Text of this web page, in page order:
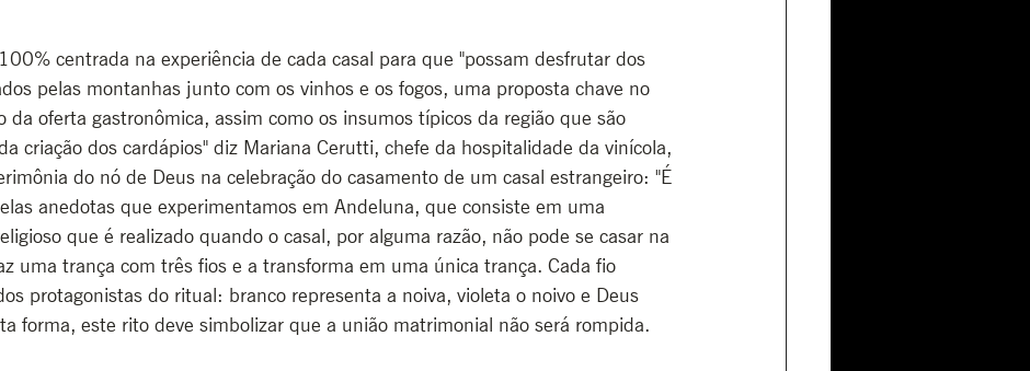
centrada na experiência de cada casal para que "possam desfrutar dos
pelas montanhas junto com os vinhos e os fogos, uma proposta chave no
da oferta gastronômica, assim como os insumos típicos da região que são
criação dos cardápios" diz Mariana Cerutti, chefe da hospitalidade da vinícola,
do nó de Deus na celebração do casamento de um casal estrangeiro: "É
anedotas que experimentamos em Andeluna, que consiste em uma
que é realizado quando o casal, por alguma razão, não pode se casar na
uma trança com três fios e a transforma em uma única trança. Cada fio
protagonistas do ritual: branco representa a noiva, violeta o noivo e Deus
forma, este rito deve simbolizar que a união matrimonial não será rompida.